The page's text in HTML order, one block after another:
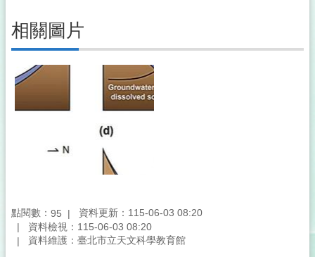
相關圖片
點閱數： 95
資料更新：115-06-03 08:20
資料檢視：115-06-03 08:20
資料維護：臺北市立天文科學教育館